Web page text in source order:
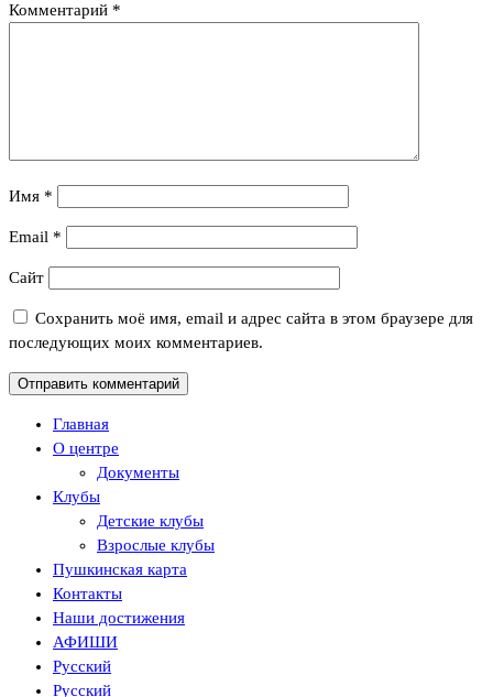
Комментарий *
Имя *
Email *
Сайт
Сохранить моё имя, email и адрес сайта в этом браузере для
последующих моих комментариев.
Главная
О центре
Документы
Клубы
Детские клубы
Взрослые клубы
Пушкинская карта
Контакты
Наши достижения
АФИШИ
Русский
Русский